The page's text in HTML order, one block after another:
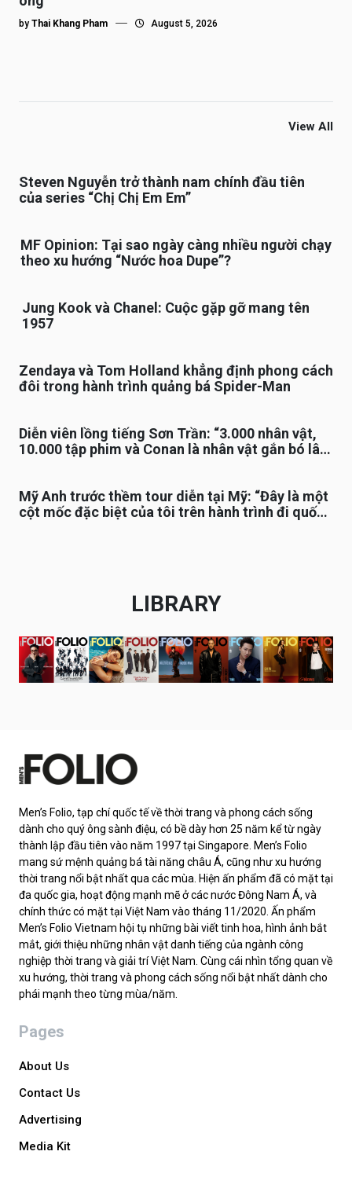
by Thai Khang Pham August 5, 2026
View All
Steven Nguyễn trở thành nam chính đầu tiên
của series “Chị Chị Em Em”
MF Opinion: Tại sao ngày càng nhiều người chạy
theo xu hướng “Nước hoa Dupe”?
Jung Kook và Chanel: Cuộc gặp gỡ mang tên
1957
Zendaya và Tom Holland khẳng định phong cách
đôi trong hành trình quảng bá Spider-Man
Diễn viên lồng tiếng Sơn Trần: “3.000 nhân vật,
10.000 tập phim và Conan là nhân vật gắn bó lâu
Mỹ Anh trước thềm tour diễn tại Mỹ: “Đây là một
cột mốc đặc biệt của tôi trên hành trình đi quốc
LIBRARY
Men’s Folio, tạp chí quốc tế về thời trang và phong cách sống
dành cho quý ông sành điệu, có bề dày hơn 25 năm kể từ ngày
thành lập đầu tiên vào năm 1997 tại Singapore. Men’s Folio
mang sứ mệnh quảng bá tài năng châu Á, cũng như xu hướng
thời trang nổi bật nhất qua các mùa. Hiện ấn phẩm đã có mặt tại
đa quốc gia, hoạt động mạnh mẽ ở các nước Đông Nam Á, và
chính thức có mặt tại Việt Nam vào tháng 11/2020. Ấn phẩm
Men’s Folio Vietnam hội tụ những bài viết tinh hoa, hình ảnh bắt
mắt, giới thiệu những nhân vật danh tiếng của ngành công
nghiệp thời trang và giải trí Việt Nam. Cùng cái nhìn tổng quan về
xu hướng, thời trang và phong cách sống nổi bật nhất dành cho
phái mạnh theo từng mùa/năm.
Pages
About Us
Contact Us
Advertising
Media Kit